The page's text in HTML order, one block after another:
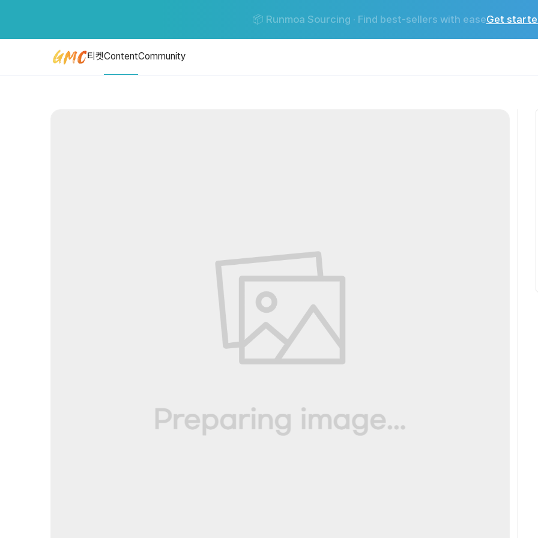
대멸종에서 살아남은 인류는 인공지능시대에 어떻게 생존의 길을 찾아내는가 - 구본권 소장---------------------------------------------과거
📦 Runmoa Sourcing · Find best-sellers with easeGet
티켓ContentCommunity